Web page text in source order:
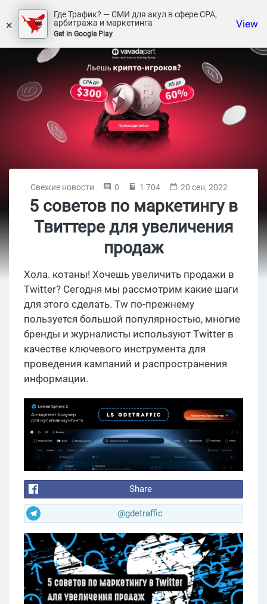
×
Где Трафик? — СМИ для акул в сфере СРА,
арбитража и маркетинга
Get in Google Play
View
Свежие новости 0 1 704 20 сен, 2022
5 советов по маркетингу в
Твиттере для увеличения
продаж
Хола. котаны! Хочешь увеличить продажи в
Twitter? Сегодня мы рассмотрим какие шаги
для этого сделать. Tw по-прежнему
пользуется большой популярностью, многие
бренды и журналисты используют Twitter в
качестве ключевого инструмента для
проведения кампаний и распространения
информации.
Share
@gdetraffic